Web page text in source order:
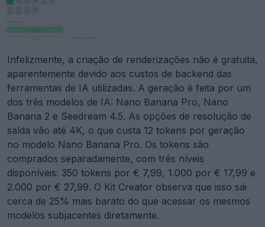
Infelizmente, a criação de renderizações não é gratuita,
aparentemente devido aos custos de backend das
ferramentas de IA utilizadas. A geração é feita por um
dos três modelos de IA: Nano Banana Pro, Nano
Banana 2 e Seedream 4.5. As opções de resolução de
saída vão até 4K, o que custa 12 tokens por geração
no modelo Nano Banana Pro. Os tokens são
comprados separadamente, com três níveis
disponíveis: 350 tokens por € 7,99, 1.000 por € 17,99 e
2.000 por € 27,99. O Kit Creator observa que isso sai
cerca de 25% mais barato do que acessar os mesmos
modelos subjacentes diretamente.